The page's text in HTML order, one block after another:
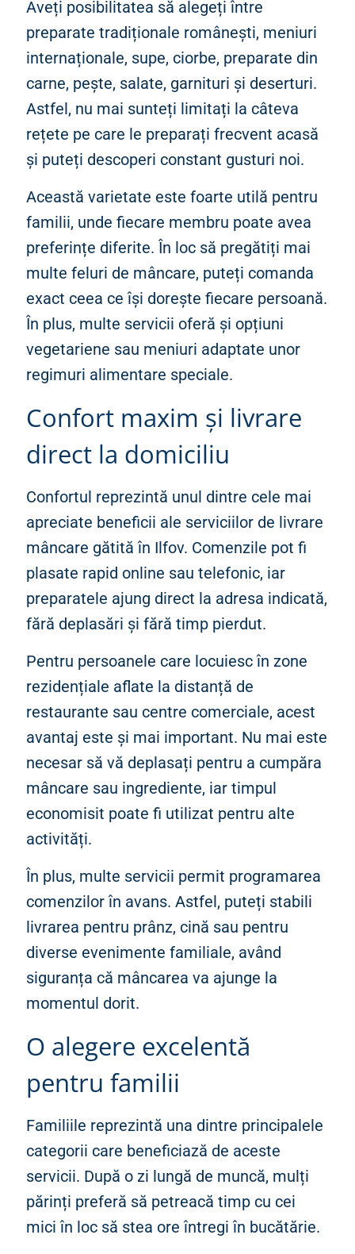
Aveți posibilitatea să alegeți între
preparate tradiționale românești, meniuri
internaționale, supe, ciorbe, preparate din
carne, pește, salate, garnituri și deserturi.
Astfel, nu mai sunteți limitați la câteva
rețete pe care le preparați frecvent acasă
și puteți descoperi constant gusturi noi.
Această varietate este foarte utilă pentru
familii, unde fiecare membru poate avea
preferințe diferite. În loc să pregătiți mai
multe feluri de mâncare, puteți comanda
exact ceea ce își dorește fiecare persoană.
În plus, multe servicii oferă și opțiuni
vegetariene sau meniuri adaptate unor
regimuri alimentare speciale.
Confort maxim și livrare
direct la domiciliu
Confortul reprezintă unul dintre cele mai
apreciate beneficii ale serviciilor de livrare
mâncare gătită în Ilfov. Comenzile pot fi
plasate rapid online sau telefonic, iar
preparatele ajung direct la adresa indicată,
fără deplasări și fără timp pierdut.
Pentru persoanele care locuiesc în zone
rezidențiale aflate la distanță de
restaurante sau centre comerciale, acest
avantaj este și mai important. Nu mai este
necesar să vă deplasați pentru a cumpăra
mâncare sau ingrediente, iar timpul
economisit poate fi utilizat pentru alte
activități.
În plus, multe servicii permit programarea
comenzilor în avans. Astfel, puteți stabili
livrarea pentru prânz, cină sau pentru
diverse evenimente familiale, având
siguranța că mâncarea va ajunge la
momentul dorit.
O alegere excelentă
pentru familii
Familiile reprezintă una dintre principalele
categorii care beneficiază de aceste
servicii. După o zi lungă de muncă, mulți
părinți preferă să petreacă timp cu cei
mici în loc să stea ore întregi în bucătărie.